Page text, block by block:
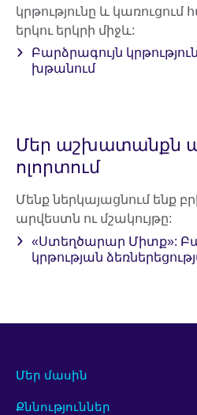
կրթությունը և կառուցում
երկու երկրի միջև:
Բարձրագույն
խթանում
Մեր աշխատանքն
ոլորտում
Մենք ներկայացնում ենք
արվեստն ու մշակույթը:
«Ստեղծարար Միտք»:
կրթության
Մեր մասին
Քննություններ